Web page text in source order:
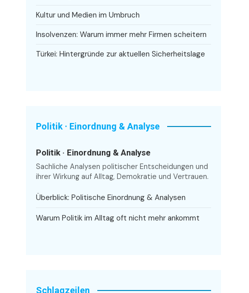
Kultur und Medien im Umbruch
Insolvenzen: Warum immer mehr Firmen scheitern
Türkei: Hintergründe zur aktuellen Sicherheitslage
Politik · Einordnung & Analyse
Politik · Einordnung & Analyse
Sachliche Analysen politischer Entscheidungen und
ihrer Wirkung auf Alltag, Demokratie und Vertrauen.
Überblick: Politische Einordnung & Analysen
Warum Politik im Alltag oft nicht mehr ankommt
Schlagzeilen